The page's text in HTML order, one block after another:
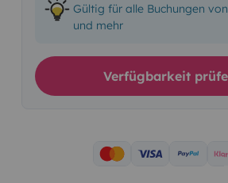
Gültig für alle Buchungen
und mehr
Verfügbarkeit